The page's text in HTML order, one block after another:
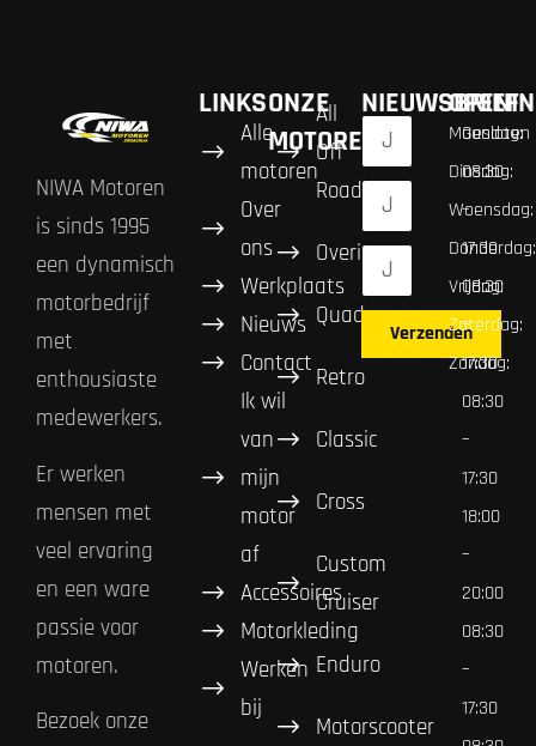
NIWA Motoren
is sinds 1995
een dynamisch
motorbedrijf
met
enthousiaste
medewerkers.
Er werken
mensen met
veel ervaring
en een ware
passie voor
motoren.
Bezoek onze
LINKS
Alle
motoren
Over
ons
Werkplaats
Nieuws
Contact
Ik wil
van
mijn
motor
af
Accessoires
Motorkleding
Werken
bij
ONZE
MOTOREN
All
Off
Road
Overig
Quad
Retro
Classic
Cross
Custom
Cruiser
Enduro
Motorscooter
NIEUWSBRIEF
Verzenden
Maandag:
Dinsdag:
Woensdag:
Donderdag:
Vrijdag:
Zaterdag:
Zondag:
Gesloten
08:30
–
17:30
08:30
–
17:30
08:30
–
17:30
18:00
–
20:00
08:30
–
17:30